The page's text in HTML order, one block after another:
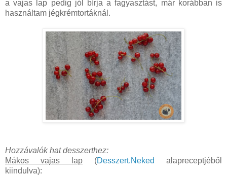
a vajas lap pedig jól bírja a fagyasztást, már korábban is
használtam jégkrémtortáknál.
Hozzávalók hat desszerthez:
Mákos vajas lap (Desszert.Neked
alapreceptjéből
kiindulva):